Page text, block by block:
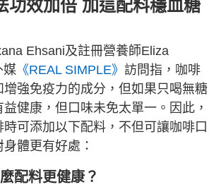
功效加倍 加這配料穩血糖
Ehsani及註冊營養師Eliza
媒 《REAL SIMPLE》 訪問指，咖啡
強免疫力的成分，但如果只喝無糖
健康，但口味未免太單一。因此，
可添加以下配料，不但可讓咖啡口
體更有好處：
配料更健康？